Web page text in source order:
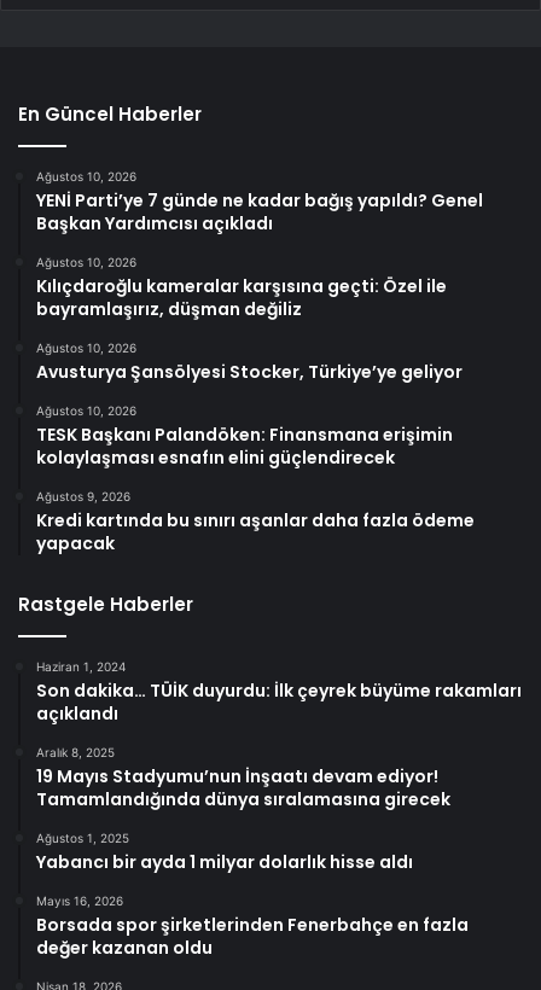
En Güncel Haberler
Ağustos 10, 2026
YENİ Parti’ye 7 günde ne kadar bağış yapıldı? Genel
Başkan Yardımcısı açıkladı
Ağustos 10, 2026
Kılıçdaroğlu kameralar karşısına geçti: Özel ile
bayramlaşırız, düşman değiliz
Ağustos 10, 2026
Avusturya Şansölyesi Stocker, Türkiye’ye geliyor
Ağustos 10, 2026
TESK Başkanı Palandöken: Finansmana erişimin
kolaylaşması esnafın elini güçlendirecek
Ağustos 9, 2026
Kredi kartında bu sınırı aşanlar daha fazla ödeme
yapacak
Rastgele Haberler
Haziran 1, 2024
Son dakika… TÜİK duyurdu: İlk çeyrek büyüme rakamları
açıklandı
Aralık 8, 2025
19 Mayıs Stadyumu’nun İnşaatı devam ediyor!
Tamamlandığında dünya sıralamasına girecek
Ağustos 1, 2025
Yabancı bir ayda 1 milyar dolarlık hisse aldı
Mayıs 16, 2026
Borsada spor şirketlerinden Fenerbahçe en fazla
değer kazanan oldu
Nisan 18, 2026